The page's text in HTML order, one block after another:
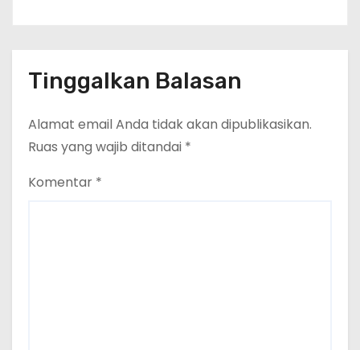
Tinggalkan Balasan
Alamat email Anda tidak akan dipublikasikan.
Ruas yang wajib ditandai *
Komentar *